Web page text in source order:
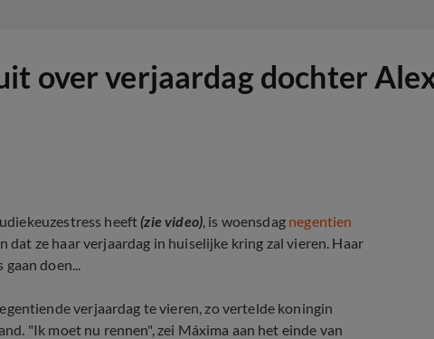
over verjaardag dochter
heeft(zie video), is woensdag negentien
ze haar verjaardag in huiselijke kring zal vieren. Haar
doen...
verjaardag te vieren, zo vertelde koningin
"Ik moet nu rennen", zei Máxima aan het einde van